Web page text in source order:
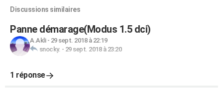
Discussions similaires
Panne démarage(Modus 1.5 dci)
A.Akli- 29 sept. 2018 à 22:19
snocky. - 29 sept. 2018 à 23:20
1 réponse